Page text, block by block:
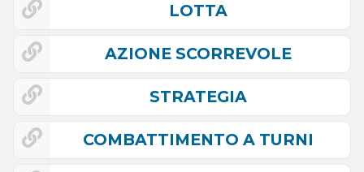
LOTTA
AZIONE SCORREVOLE
STRATEGIA
COMBATTIMENTO A TURNI